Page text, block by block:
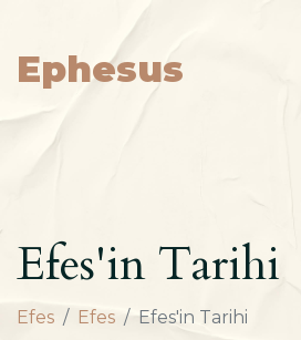
Ephesus
Efes'in Tarihi
Efes Efes Efes'in Tarihi